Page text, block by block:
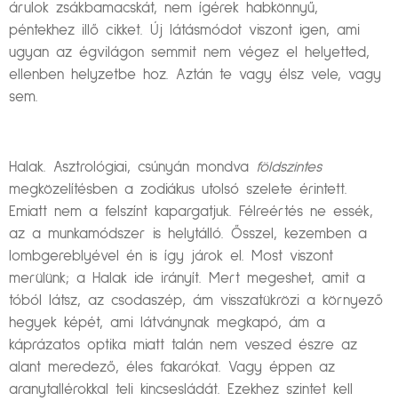
árulok zsákbamacskát, nem ígérek habkönnyű,
péntekhez illő cikket. Új látásmódot viszont igen, ami
ugyan az égvilágon semmit nem végez el helyetted,
ellenben helyzetbe hoz. Aztán te vagy élsz vele, vagy
sem.
Halak. Asztrológiai, csúnyán mondva földszintes
megközelítésben a zodiákus utolsó szelete érintett.
Emiatt nem a felszínt kapargatjuk. Félreértés ne essék,
az a munkamódszer is helytálló. Ősszel, kezemben a
lombgereblyével én is így járok el. Most viszont
merülünk; a Halak ide irányít. Mert megeshet, amit a
tóból látsz, az csodaszép, ám visszatükrözi a környező
hegyek képét, ami látványnak megkapó, ám a
káprázatos optika miatt talán nem veszed észre az
alant meredező, éles fakarókat. Vagy éppen az
aranytallérokkal teli kincsesládát. Ezekhez szintet kell